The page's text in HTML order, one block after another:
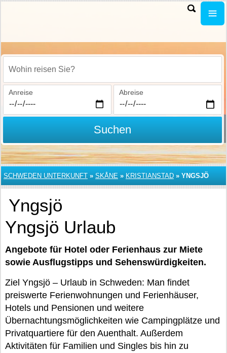
Wohin reisen Sie?
Anreise Abreise
Suchen
SCHWEDEN UNTERKUNFT » SKÅNE » KRISTIANSTAD » YNGSJÖ
Yngsjö
Yngsjö Urlaub
Angebote für Hotel oder Ferienhaus zur Miete
sowie Ausflugstipps und Sehenswürdigkeiten.
Ziel Yngsjö – Urlaub in Schweden: Man findet
preiswerte Ferienwohnungen und Ferienhäuser,
Hotels und Pensionen und weitere
Übernachtungsmöglichkeiten wie Campingplätze und
Privatquartiere für den Auenthalt. Außerdem
Aktivitäten für Familien und Singles bis hin zu